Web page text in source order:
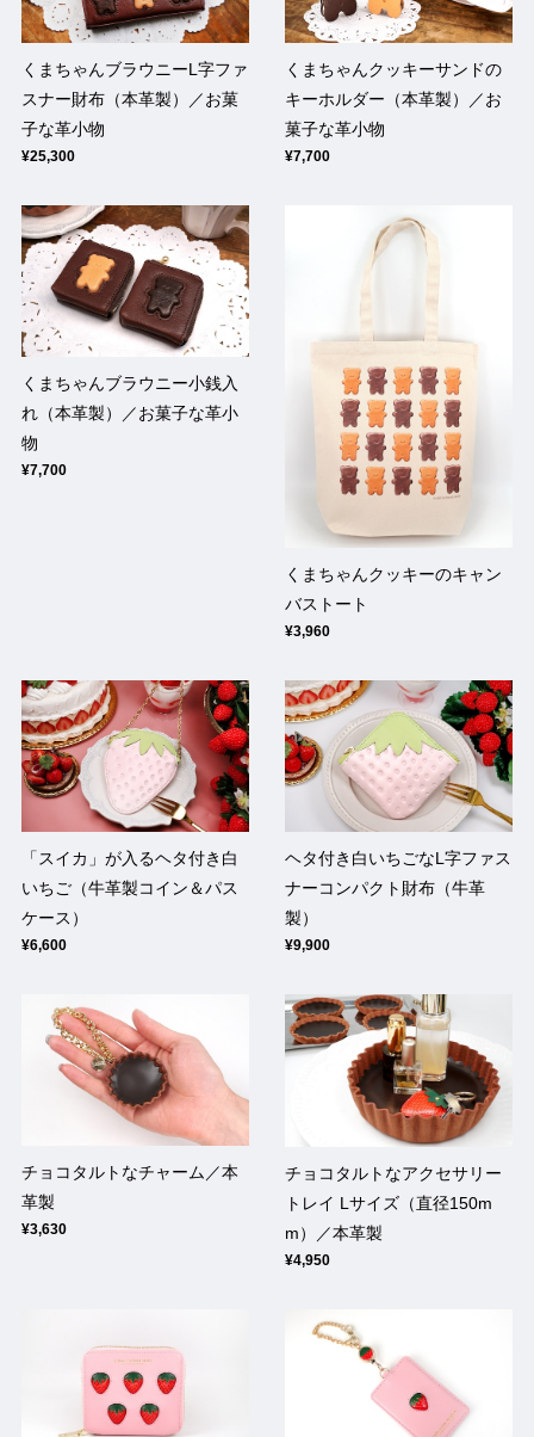
くまちゃんブラウニーL字ファ
スナー財布（本革製）／お菓
子な革小物
¥25,300
くまちゃんクッキーサンドの
キーホルダー（本革製）／お
菓子な革小物
¥7,700
くまちゃんブラウニー小銭入
れ（本革製）／お菓子な革小
物
¥7,700
くまちゃんクッキーのキャン
バストート
¥3,960
「スイカ」が入るヘタ付き白
いちご（牛革製コイン＆パス
ケース）
¥6,600
ヘタ付き白いちごなL字ファス
ナーコンパクト財布（牛革
製）
¥9,900
チョコタルトなチャーム／本
革製
¥3,630
チョコタルトなアクセサリー
トレイ Lサイズ（直径150m
m）／本革製
¥4,950